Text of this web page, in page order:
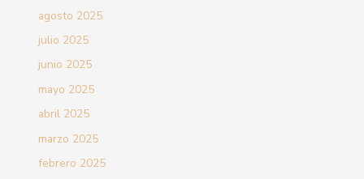
agosto 2025
julio 2025
junio 2025
mayo 2025
abril 2025
marzo 2025
febrero 2025